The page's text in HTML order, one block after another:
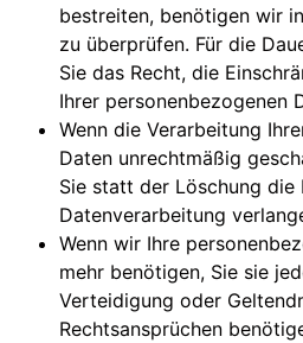
bestreiten, benötigen wir
zu überprüfen. Für die
Sie das Recht, die
Ihrer personenbezogenen
Wenn die Verarbeitung
Daten unrechtmäßig
Sie statt der Löschung die
Datenverarbeitung
Wenn wir Ihre
mehr benötigen, Sie sie
Verteidigung oder
Rechtsansprüchen